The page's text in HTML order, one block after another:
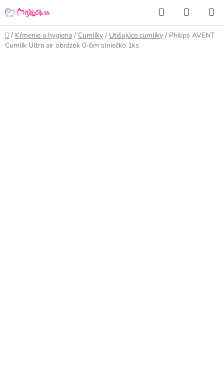
na
obsah
Hľadať
KOŠÍK
Domov
/ Kŕmenie a hygiena / Cumlíky / Utišujúce cumlíky / Philips AVENT
Cumlík Ultra air obrázok 0-6m slniečko 1ks